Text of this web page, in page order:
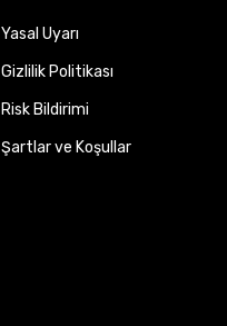
Yasal Uyarı
Gizlilik Politikası
Risk Bildirimi
Şartlar ve Koşullar